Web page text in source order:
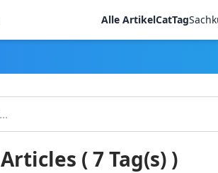
Alle ArtikelCatTag
Articles ( 7 Tag(s) )